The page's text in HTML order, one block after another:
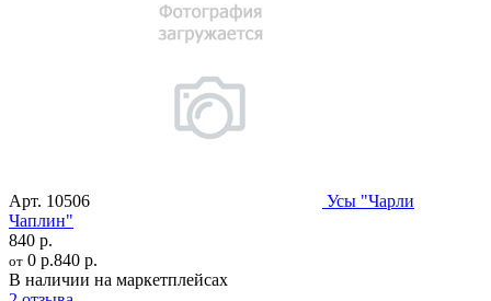
Арт. 10506
Усы "Чарли
Чаплин"
840 р.
от 0 р.840 р.
В наличии на маркетплейсах